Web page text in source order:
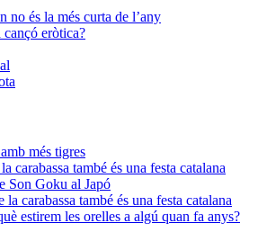
no és la més curta de l’any
eròtica?
més tigres
carabassa també és una festa catalana
Son Goku al Japó
la carabassa també és una festa catalana
estirem les orelles a algú quan fa anys?